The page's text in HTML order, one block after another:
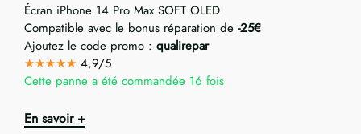
Écran iPhone 14 Pro Max SOFT OLED
Compatible avec le bonus réparation de -25€
Ajoutez le code promo : qualirepar
★★★★★ 4,9/5
Cette panne a été commandée 16 fois
En savoir +